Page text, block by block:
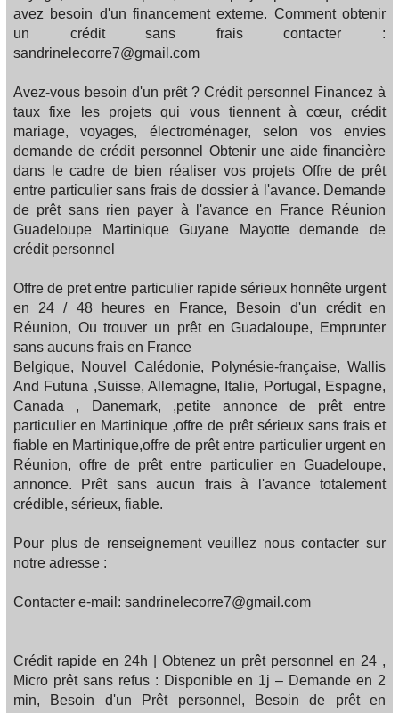
avez besoin d'un financement externe. Comment obtenir
un crédit sans frais contacter :
sandrinelecorre7@gmail.com
Avez-vous besoin d'un prêt ? Crédit personnel Financez à
taux fixe les projets qui vous tiennent à cœur, crédit
mariage, voyages, électroménager, selon vos envies
demande de crédit personnel Obtenir une aide financière
dans le cadre de bien réaliser vos projets Offre de prêt
entre particulier sans frais de dossier à l'avance. Demande
de prêt sans rien payer à l'avance en France Réunion
Guadeloupe Martinique Guyane Mayotte demande de
crédit personnel
Offre de pret entre particulier rapide sérieux honnête urgent
en 24 / 48 heures en France, Besoin d'un crédit en
Réunion, Ou trouver un prêt en Guadaloupe, Emprunter
sans aucuns frais en France
Belgique, Nouvel Calédonie, Polynésie-française, Wallis
And Futuna ,Suisse, Allemagne, Italie, Portugal, Espagne,
Canada , Danemark, ,petite annonce de prêt entre
particulier en Martinique ,offre de prêt sérieux sans frais et
fiable en Martinique,offre de prêt entre particulier urgent en
Réunion, offre de prêt entre particulier en Guadeloupe,
annonce. Prêt sans aucun frais à l'avance totalement
crédible, sérieux, fiable.
Pour plus de renseignement veuillez nous contacter sur
notre adresse :
Contacter e-mail: sandrinelecorre7@gmail.com
Crédit rapide en 24h | Obtenez un prêt personnel en 24 ,
Micro prêt sans refus : Disponible en 1j – Demande en 2
min, Besoin d'un Prêt personnel, Besoin de prêt en